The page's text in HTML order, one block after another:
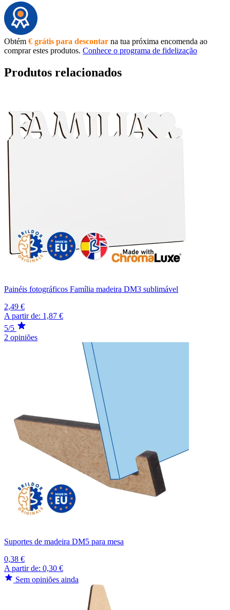
Obtém € grátis para descontar na tua próxima encomenda ao
comprar estes produtos. Conhece o programa de fidelização
Produtos relacionados
Painéis fotográficos Família madeira DM3 sublimável
2,49 €
A partir de: 1,87 €
5/5
2 opiniões
Suportes de madeira DM5 para mesa
0,38 €
A partir de: 0,30 €
Sem opiniões ainda